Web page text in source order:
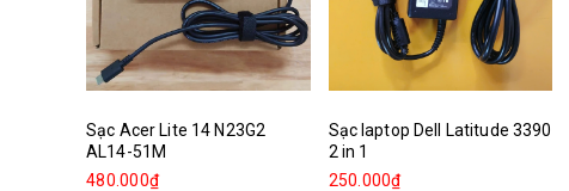
Sạc Acer Lite 14 N23G2
AL14-51M
480.000₫
Sạc laptop Dell Latitude 3390
2 in 1
250.000₫